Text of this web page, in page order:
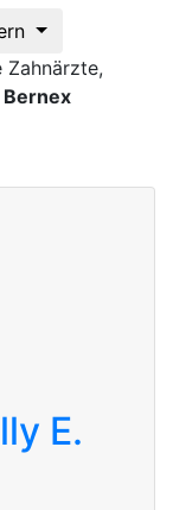
Bernex
E.